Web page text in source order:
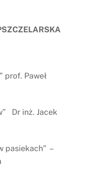
prof. Paweł
Dr inż. Jacek
pasiekach” –